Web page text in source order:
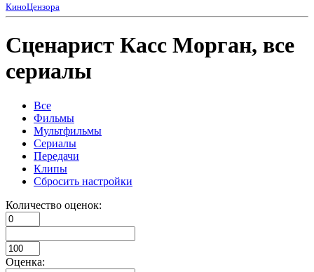
КиноЦензора
Сценарист Касс Морган, все
сериалы
Все
Фильмы
Мультфильмы
Сериалы
Передачи
Клипы
Сбросить настройки
Количество оценок:
Оценка: